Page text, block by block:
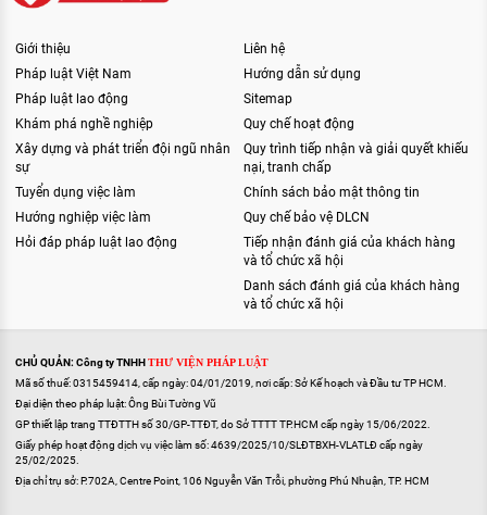
Giới thiệu
Pháp luật Việt Nam
Pháp luật lao động
Khám phá nghề nghiệp
Xây dựng và phát triển đội ngũ nhân
sự
Tuyển dụng việc làm
Hướng nghiệp việc làm
Hỏi đáp pháp luật lao động
Liên hệ
Hướng dẫn sử dụng
Sitemap
Quy chế hoạt động
Quy trình tiếp nhận và giải quyết khiếu
nại, tranh chấp
Chính sách bảo mật thông tin
Quy chế bảo vệ DLCN
Tiếp nhận đánh giá của khách hàng
và tổ chức xã hội
Danh sách đánh giá của khách hàng
và tổ chức xã hội
CHỦ QUẢN: Công ty TNHH THƯ VIỆN PHÁP LUẬT
Mã số thuế: 0315459414, cấp ngày: 04/01/2019, nơi cấp: Sở Kế hoạch và Đầu tư TP HCM.
Đại diện theo pháp luật: Ông Bùi Tường Vũ
GP thiết lập trang TTĐTTH số 30/GP-TTĐT, do Sở TTTT TP.HCM cấp ngày 15/06/2022.
Giấy phép hoạt động dịch vụ việc làm số: 4639/2025/10/SLĐTBXH-VLATLĐ cấp ngày
25/02/2025.
Địa chỉ trụ sở: P.702A, Centre Point, 106 Nguyễn Văn Trỗi, phường Phú Nhuận, TP. HCM